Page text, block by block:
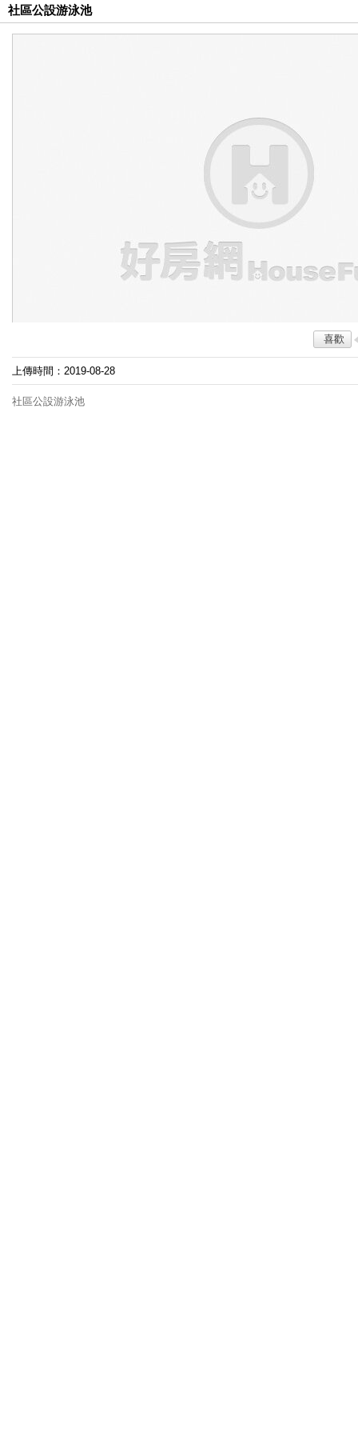
社區公設游泳池
喜歡
上傳時間：2019-08-28
社區公設游泳池